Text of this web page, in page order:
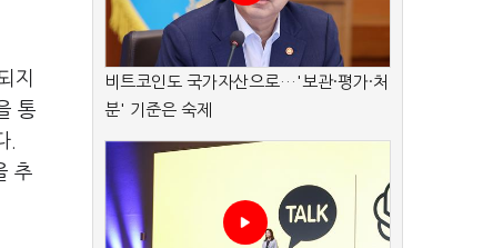
지
통
.
추
비트코인도 국가자산으로…'보관·평가·처
분' 기준은 숙제